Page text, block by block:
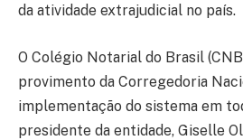
da atividade extrajudicial no país.
O Colégio Notarial do Brasil
provimento da Corregedoria
implementação do sistema em
presidente da entidade, Giselle